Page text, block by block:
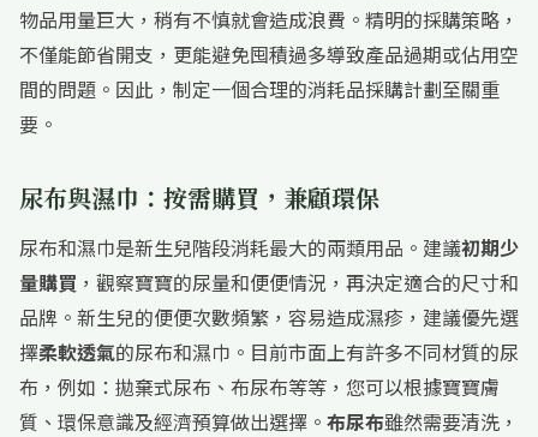
物品用量巨大，稍有不慎就會造成浪費。精明的採購策略，
不僅能節省開支，更能避免囤積過多導致產品過期或佔用空
間的問題。因此，制定一個合理的消耗品採購計劃至關重
要。
尿布與濕巾：按需購買，兼顧環保
尿布和濕巾是新生兒階段消耗最大的兩類用品。建議初期少
量購買 ，觀察寶寶的尿量和便便情況，再決定適合的尺寸和
品牌。新生兒的便便次數頻繁，容易造成濕疹，建議優先選
擇柔軟透氣的尿布和濕巾。目前市面上有許多不同材質的尿
布，例如：拋棄式尿布、布尿布等等，您可以根據寶寶膚
質、環保意識及經濟預算做出選擇。 布尿布雖然需要清洗，